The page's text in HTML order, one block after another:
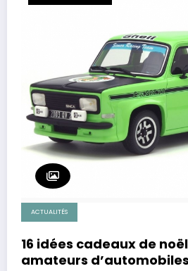
ACTUALITÉS
16 idées cadeaux de
amateurs